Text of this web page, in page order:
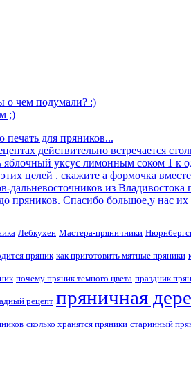
чем подумали? :)
;)
печать для пряников...
действительно встречается
яблочный уксус лимонным соком 1 к
целей . скажите а формочка
дальневосточников из
пряников. Спасибо большое,у нас
Лебкухен Мастера-пряничники
пряник как приготовить мятные пряники
почему пряник темного цвета праздник
рецепт пряничная
сколько хранятся пряники старинный